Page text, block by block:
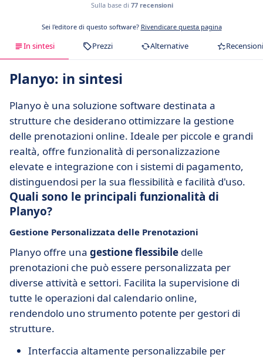
Sulla base di 77 recensioni
Sei l'editore di questo software? Rivendicare questa pagina
In sintesi Prezzi Alternative Recensioni
Planyo: in sintesi
Planyo è una soluzione software destinata a
strutture che desiderano ottimizzare la gestione
delle prenotazioni online. Ideale per piccole e grandi
realtà, offre funzionalità di personalizzazione
elevate e integrazione con i sistemi di pagamento,
distinguendosi per la sua flessibilità e facilità d'uso.
Quali sono le principali funzionalità di
Planyo?
Gestione Personalizzata delle Prenotazioni
Planyo offre una gestione flessibile delle
prenotazioni che può essere personalizzata per
diverse attività e settori. Facilita la supervisione di
tutte le operazioni dal calendario online,
rendendolo uno strumento potente per gestori di
strutture.
Interfaccia altamente personalizzabile per